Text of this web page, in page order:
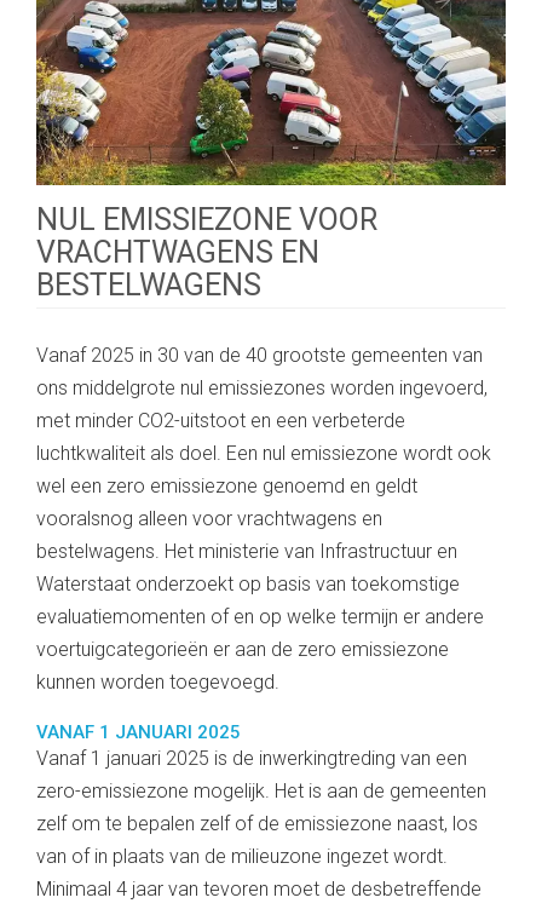
NUL EMISSIEZONE VOOR
VRACHTWAGENS EN
BESTELWAGENS
Vanaf 2025 in 30 van de 40 grootste gemeenten van
ons middelgrote nul emissiezones worden ingevoerd,
met minder CO2-uitstoot en een verbeterde
luchtkwaliteit als doel. Een nul emissiezone wordt ook
wel een zero emissiezone genoemd en geldt
vooralsnog alleen voor vrachtwagens en
bestelwagens. Het ministerie van Infrastructuur en
Waterstaat onderzoekt op basis van toekomstige
evaluatiemomenten of en op welke termijn er andere
voertuigcategorieën er aan de zero emissiezone
kunnen worden toegevoegd.
VANAF 1 JANUARI 2025
Vanaf 1 januari 2025 is de inwerkingtreding van een
zero-emissiezone mogelijk. Het is aan de gemeenten
zelf om te bepalen zelf of de emissiezone naast, los
van of in plaats van de milieuzone ingezet wordt.
Minimaal 4 jaar van tevoren moet de desbetreffende